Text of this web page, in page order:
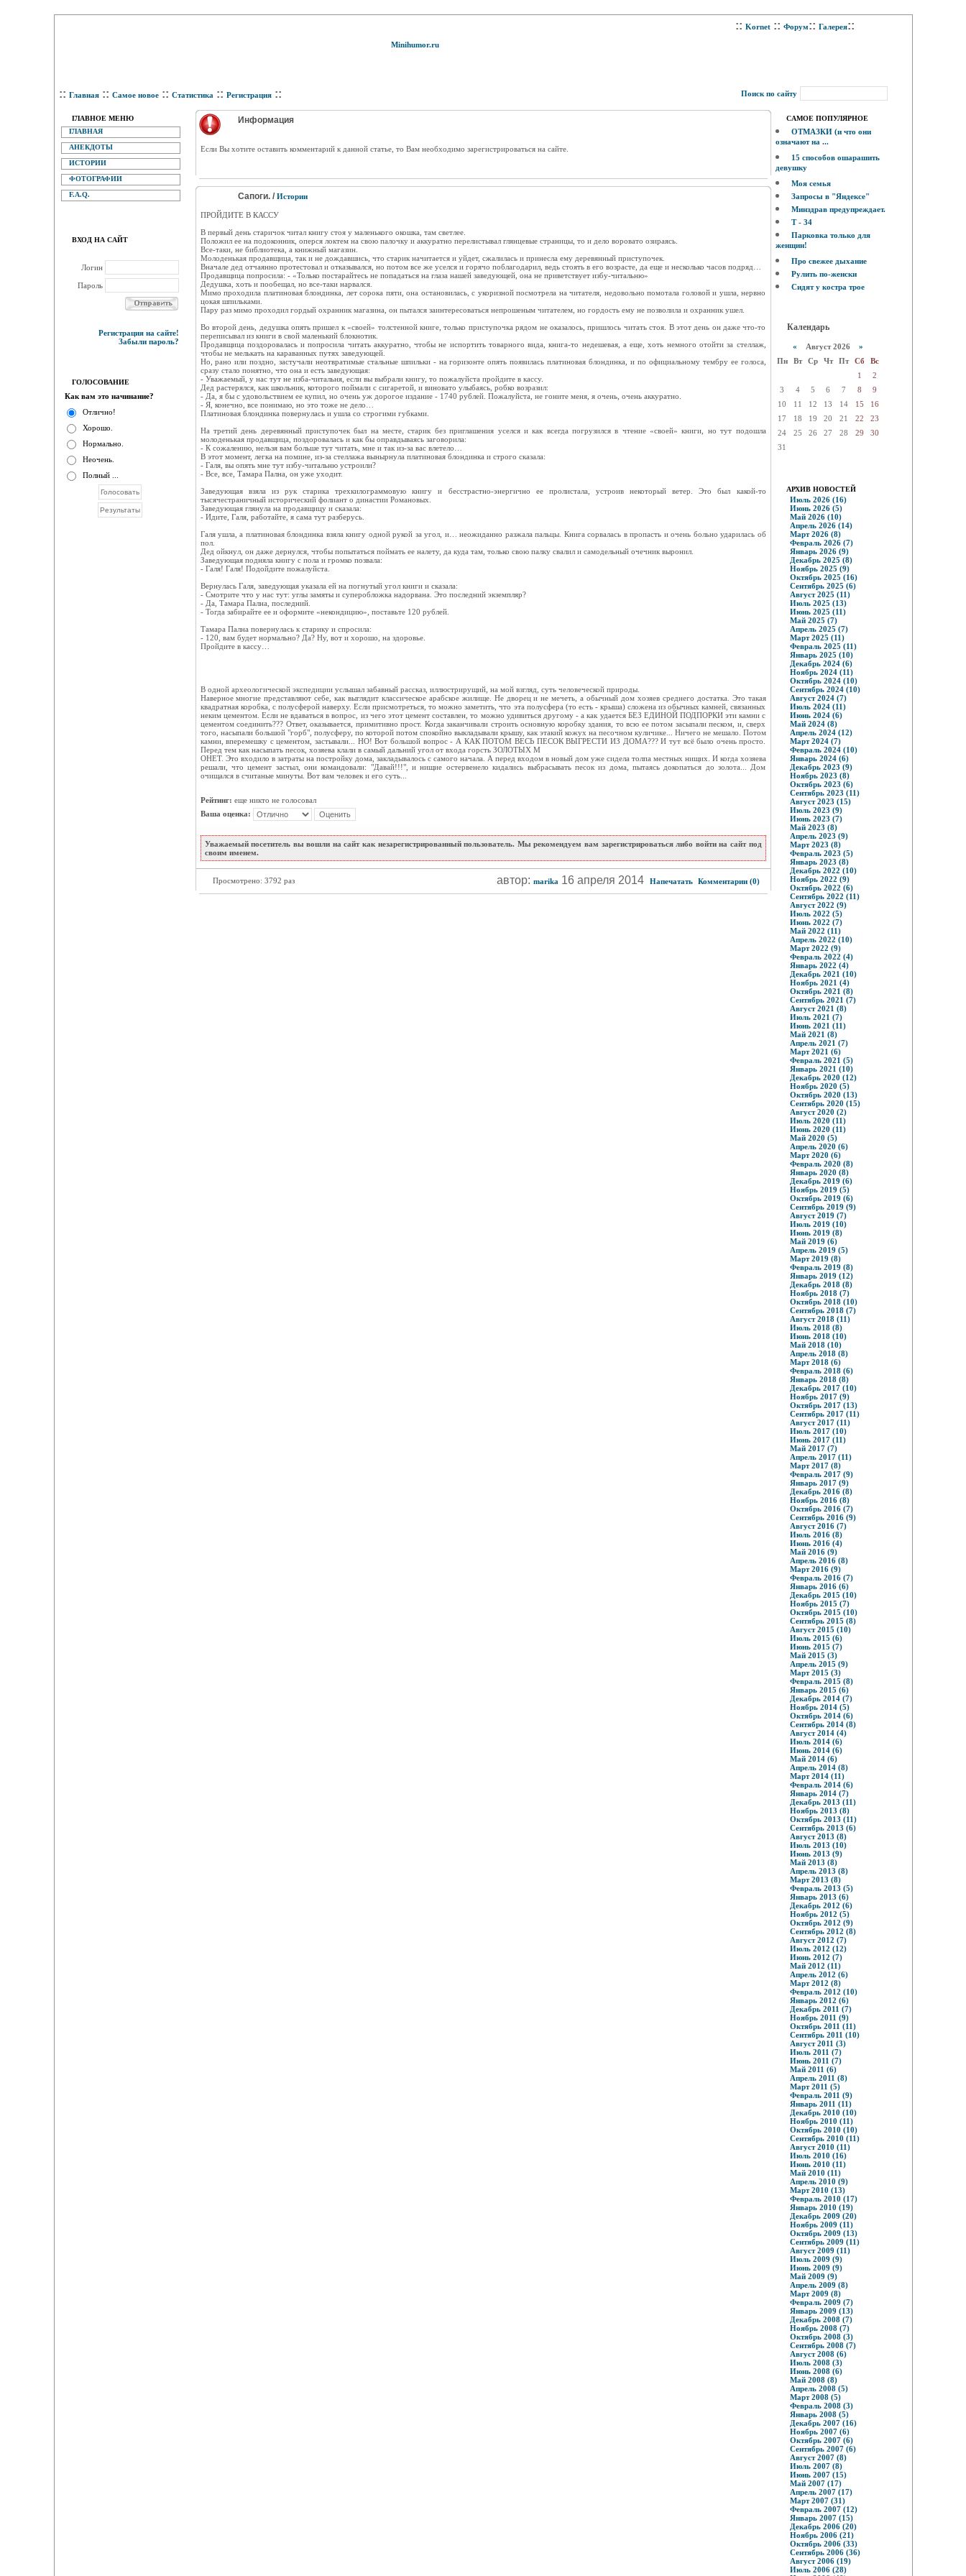
Minihumor.ru
:: Kornet :: Форум:: Галерея::
:: Главная :: Самое новое :: Статистика :: Регистрация :: Поиск по сайту
ГЛАВНОЕ МЕНЮ
ГЛАВНАЯ
АНЕКДОТЫ
ИСТОРИИ
ФОТОГРАФИИ
F.A.Q.
ВХОД НА САЙТ
Логин
Пароль
Регистрация на сайте!
Забыли пароль?
ГОЛОСОВАНИЕ
Как вам это начинание?
Отлично!
Хорошо.
Нормально.
Неочень.
Полный ...
Информация
Eсли Вы хотите оставить комментарий к данной статье, то Вам необходимо зарегистрироваться на сайте.
Сапоги. / Истории
ПРОЙДИТЕ В КАССУ
В первый день старичок читал книгу стоя у маленького окошка, там светлее.
Положил ее на подоконник, оперся локтем на свою палочку и аккуратно перелистывал глянцевые страницы, то и дело воровато озираясь.
Все-таки, не библиотека, а книжный магазин.
Молоденькая продавщица, так и не дождавшись, что старик начитается и уйдет, сжалилась и принесла ему деревянный приступочек.
Вначале дед отчаянно протестовал и отказывался, но потом все же уселся и горячо поблагодарил, ведь стоять в его возрасте, да еще и несколько часов подряд…
Продавщица попросила: - «Только постарайтесь не попадаться на глаза нашей заведующей, она не приветствует избу-читальню»
Дедушка, хоть и пообещал, но все-таки нарвался.
Мимо проходила платиновая блондинка, лет сорока пяти, она остановилась, с укоризной посмотрела на читателя, недовольно помотала головой и ушла, нервно
цокая шпильками.
Пару раз мимо проходил гордый охранник магазина, он пытался заинтересоваться непрошеным читателем, но гордость ему не позволила и охранник ушел.
Во второй день, дедушка опять пришел к «своей» толстенной книге, только приступочка рядом не оказалось, пришлось читать стоя. В этот день он даже что-то
переписывал из книги в свой маленький блокнотик.
Продавщица поздоровалась и попросила читать аккуратно, чтобы не испортить товарного вида, книга-то недешевая, а еще, хоть немного отойти за стеллаж,
чтобы не мелькать на караванных путях заведующей.
Но, рано или поздно, застучали неотвратимые стальные шпильки - на горизонте опять появилась платиновая блондинка, и по официальному тембру ее голоса,
сразу стало понятно, что она и есть заведующая:
- Уважаемый, у нас тут не изба-читальня, если вы выбрали книгу, то пожалуйста пройдите в кассу.
Дед растерялся, как школьник, которого поймали с сигаретой, и виновато улыбаясь, робко возразил:
- Да, я бы с удовольствием ее купил, но очень уж дорогое издание - 1740 рублей. Пожалуйста, не гоните меня, я очень, очень аккуратно.
- Я, конечно, все понимаю, но это тоже не дело…
Платиновая блондинка повернулась и ушла со строгими губками.
На третий день деревянный приступочек был на месте, старик без приглашения уселся и как всегда погрузился в чтение «своей» книги, но тут подошла
молоденькая продавщица, поздоровалась и как бы оправдываясь заговорила:
- К сожалению, нельзя вам больше тут читать, мне и так из-за вас влетело…
В этот момент, легка на помине, из-за стеллажа вынырнула платиновая блондинка и строго сказала:
- Галя, вы опять мне тут избу-читальню устроили?
- Все, все, Тамара Пална, он уже уходит.
Заведующая взяла из рук старика трехкилограммовую книгу и бесстрастно-энергично ее пролистала, устроив некоторый ветер. Это был какой-то
тысячестраничный исторический фолиант о династии Романовых.
Заведующая глянула на продавщицу и сказала:
- Идите, Галя, работайте, я сама тут разберусь.
Галя ушла, а платиновая блондинка взяла книгу одной рукой за угол, и… неожиданно разжала пальцы. Книга сорвалась в пропасть и очень больно ударилась об
пол.
Дед ойкнул, он даже дернулся, чтобы попытаться поймать ее налету, да куда там, только свою палку свалил и самодельный очечник выронил.
Заведующая подняла книгу с пола и громко позвала:
- Галя! Галя! Подойдите пожалуйста.
Вернулась Галя, заведующая указала ей на погнутый угол книги и сказала:
- Смотрите что у нас тут: углы замяты и суперобложка надорвана. Это последний экземпляр?
- Да, Тамара Пална, последний.
- Тогда забирайте ее и оформите «некондицию», поставьте 120 рублей.
Тамара Пална повернулась к старику и спросила:
- 120, вам будет нормально? Да? Ну, вот и хорошо, на здоровье.
Пройдите в кассу…
В одной археологической экспедиции услышал забавный рассказ, иллюстрирущий, на мой взгляд, суть человеческой природы.
Наверное многие представляют себе, как выглядит классическое арабское жилище. Не дворец и не мечеть, а обычный дом хозяев среднего достатка. Это такая
квадратная коробка, с полусферой наверху. Если присмотреться, то можно заметить, что эта полусфера (то есть - крыша) сложена из обычных камней, связанных
неким цементом. Если не вдаваться в вопрос, из чего этот цемент составлен, то можно удивиться другому - а как удается БЕЗ ЕДИНОЙ ПОДПОРКИ эти камни с
цементом соединить??? Ответ, оказывается, примитивно прост. Когда заканчивали строить основную коробку здания, то всю ее потом засыпали песком, и, сверх
того, насыпали большой "горб", полусферу, по которой потом спокойно выкладывали крышу, как этакий кожух на песочном куличике... Ничего не мешало. Потом
камни, вперемешку с цементом, застывали... НО! Вот большой вопрос - А КАК ПОТОМ ВЕСЬ ПЕСОК ВЫГРЕСТИ ИЗ ДОМА??? И тут всё было очень просто.
Перед тем как насыпать песок, хозяева клали в самый дальний угол от входа горсть ЗОЛОТЫХ М
ОНЕТ. Это входило в затраты на постройку дома, закладывалось с самого начала. А перед входом в новый дом уже сидела толпа местных нищих. И когда хозяева
решали, что цемент застыл, они командовали: "Давай!!!", и нищие остервенело кидались выбрасывать песок из дома, пытаясь докопаться до золота... Дом
очищался в считаные минуты. Вот вам человек и его суть...
Рейтинг: еще никто не голосовал
Ваша оценка:
Уважаемый посетитель вы вошли на сайт как незарегистрированный пользователь. Мы рекомендуем вам зарегистрироваться либо войти на сайт под
своим именем.
Просмотрено: 3792 раз автор: marika 16 апреля 2014 Напечатать Комментарии (0)
САМОЕ ПОПУЛЯРНОЕ
ОТМАЗКИ (и что они
означают на ...
15 способов ошарашить
девушку
Моя семья
Запросы в "Яндексе"
Минздрав предупреждает.
Т - 34
Парковка только для
женщин!
Про свежее дыхание
Рулить по-женски
Сидят у костра трое
Календарь
« Август 2026 »
Пн
Вт Ср Чт Пт Сб
Вс
1
2
3
4 5 6 7 8
9
10
11 12 13 14 15
16
17
18 19 20 21 22
23
24
25 26 27 28 29
30
31
АРХИВ НОВОСТЕЙ
Июль 2026 (16)
Июнь 2026 (5)
Май 2026 (10)
Апрель 2026 (14)
Март 2026 (8)
Февраль 2026 (7)
Январь 2026 (9)
Декабрь 2025 (8)
Ноябрь 2025 (9)
Октябрь 2025 (16)
Сентябрь 2025 (6)
Август 2025 (11)
Июль 2025 (13)
Июнь 2025 (11)
Май 2025 (7)
Апрель 2025 (7)
Март 2025 (11)
Февраль 2025 (11)
Январь 2025 (10)
Декабрь 2024 (6)
Ноябрь 2024 (11)
Октябрь 2024 (10)
Сентябрь 2024 (10)
Август 2024 (7)
Июль 2024 (11)
Июнь 2024 (6)
Май 2024 (8)
Апрель 2024 (12)
Март 2024 (7)
Февраль 2024 (10)
Январь 2024 (6)
Декабрь 2023 (9)
Ноябрь 2023 (8)
Октябрь 2023 (6)
Сентябрь 2023 (11)
Август 2023 (15)
Июль 2023 (9)
Июнь 2023 (7)
Май 2023 (8)
Апрель 2023 (9)
Март 2023 (8)
Февраль 2023 (5)
Январь 2023 (8)
Декабрь 2022 (10)
Ноябрь 2022 (9)
Октябрь 2022 (6)
Сентябрь 2022 (11)
Август 2022 (9)
Июль 2022 (5)
Июнь 2022 (7)
Май 2022 (11)
Апрель 2022 (10)
Март 2022 (9)
Февраль 2022 (4)
Январь 2022 (4)
Декабрь 2021 (10)
Ноябрь 2021 (4)
Октябрь 2021 (8)
Сентябрь 2021 (7)
Август 2021 (8)
Июль 2021 (7)
Июнь 2021 (11)
Май 2021 (8)
Апрель 2021 (7)
Март 2021 (6)
Февраль 2021 (5)
Январь 2021 (10)
Декабрь 2020 (12)
Ноябрь 2020 (5)
Октябрь 2020 (13)
Сентябрь 2020 (15)
Август 2020 (2)
Июль 2020 (11)
Июнь 2020 (11)
Май 2020 (5)
Апрель 2020 (6)
Март 2020 (6)
Февраль 2020 (8)
Январь 2020 (8)
Декабрь 2019 (6)
Ноябрь 2019 (5)
Октябрь 2019 (6)
Сентябрь 2019 (9)
Август 2019 (7)
Июль 2019 (10)
Июнь 2019 (8)
Май 2019 (6)
Апрель 2019 (5)
Март 2019 (8)
Февраль 2019 (8)
Январь 2019 (12)
Декабрь 2018 (8)
Ноябрь 2018 (7)
Октябрь 2018 (10)
Сентябрь 2018 (7)
Август 2018 (11)
Июль 2018 (8)
Июнь 2018 (10)
Май 2018 (10)
Апрель 2018 (8)
Март 2018 (6)
Февраль 2018 (6)
Январь 2018 (8)
Декабрь 2017 (10)
Ноябрь 2017 (9)
Октябрь 2017 (13)
Сентябрь 2017 (11)
Август 2017 (11)
Июль 2017 (10)
Июнь 2017 (11)
Май 2017 (7)
Апрель 2017 (11)
Март 2017 (8)
Февраль 2017 (9)
Январь 2017 (9)
Декабрь 2016 (8)
Ноябрь 2016 (8)
Октябрь 2016 (7)
Сентябрь 2016 (9)
Август 2016 (7)
Июль 2016 (8)
Июнь 2016 (4)
Май 2016 (9)
Апрель 2016 (8)
Март 2016 (9)
Февраль 2016 (7)
Январь 2016 (6)
Декабрь 2015 (10)
Ноябрь 2015 (7)
Октябрь 2015 (10)
Сентябрь 2015 (8)
Август 2015 (10)
Июль 2015 (6)
Июнь 2015 (7)
Май 2015 (3)
Апрель 2015 (9)
Март 2015 (3)
Февраль 2015 (8)
Январь 2015 (6)
Декабрь 2014 (7)
Ноябрь 2014 (5)
Октябрь 2014 (6)
Сентябрь 2014 (8)
Август 2014 (4)
Июль 2014 (6)
Июнь 2014 (6)
Май 2014 (6)
Апрель 2014 (8)
Март 2014 (11)
Февраль 2014 (6)
Январь 2014 (7)
Декабрь 2013 (11)
Ноябрь 2013 (8)
Октябрь 2013 (11)
Сентябрь 2013 (6)
Август 2013 (8)
Июль 2013 (10)
Июнь 2013 (9)
Май 2013 (8)
Апрель 2013 (8)
Март 2013 (8)
Февраль 2013 (5)
Январь 2013 (6)
Декабрь 2012 (6)
Ноябрь 2012 (5)
Октябрь 2012 (9)
Сентябрь 2012 (8)
Август 2012 (7)
Июль 2012 (12)
Июнь 2012 (7)
Май 2012 (11)
Апрель 2012 (6)
Март 2012 (8)
Февраль 2012 (10)
Январь 2012 (6)
Декабрь 2011 (7)
Ноябрь 2011 (9)
Октябрь 2011 (11)
Сентябрь 2011 (10)
Август 2011 (3)
Июль 2011 (7)
Июнь 2011 (7)
Май 2011 (6)
Апрель 2011 (8)
Март 2011 (5)
Февраль 2011 (9)
Январь 2011 (11)
Декабрь 2010 (10)
Ноябрь 2010 (11)
Октябрь 2010 (10)
Сентябрь 2010 (11)
Август 2010 (11)
Июль 2010 (16)
Июнь 2010 (11)
Май 2010 (11)
Апрель 2010 (9)
Март 2010 (13)
Февраль 2010 (17)
Январь 2010 (19)
Декабрь 2009 (20)
Ноябрь 2009 (11)
Октябрь 2009 (13)
Сентябрь 2009 (11)
Август 2009 (11)
Июль 2009 (9)
Июнь 2009 (9)
Май 2009 (9)
Апрель 2009 (8)
Март 2009 (8)
Февраль 2009 (7)
Январь 2009 (13)
Декабрь 2008 (7)
Ноябрь 2008 (7)
Октябрь 2008 (3)
Сентябрь 2008 (7)
Август 2008 (6)
Июль 2008 (3)
Июнь 2008 (6)
Май 2008 (8)
Апрель 2008 (5)
Март 2008 (5)
Февраль 2008 (3)
Январь 2008 (5)
Декабрь 2007 (16)
Ноябрь 2007 (6)
Октябрь 2007 (6)
Сентябрь 2007 (6)
Август 2007 (8)
Июль 2007 (8)
Июнь 2007 (15)
Май 2007 (17)
Апрель 2007 (17)
Март 2007 (31)
Февраль 2007 (12)
Январь 2007 (15)
Декабрь 2006 (20)
Ноябрь 2006 (21)
Октябрь 2006 (33)
Сентябрь 2006 (36)
Август 2006 (19)
Июль 2006 (28)